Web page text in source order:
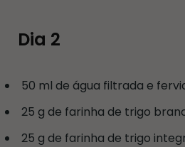
Dia 2
50 ml de água filtrada e
25 g de farinha de trigo
25 g de farinha de trigo